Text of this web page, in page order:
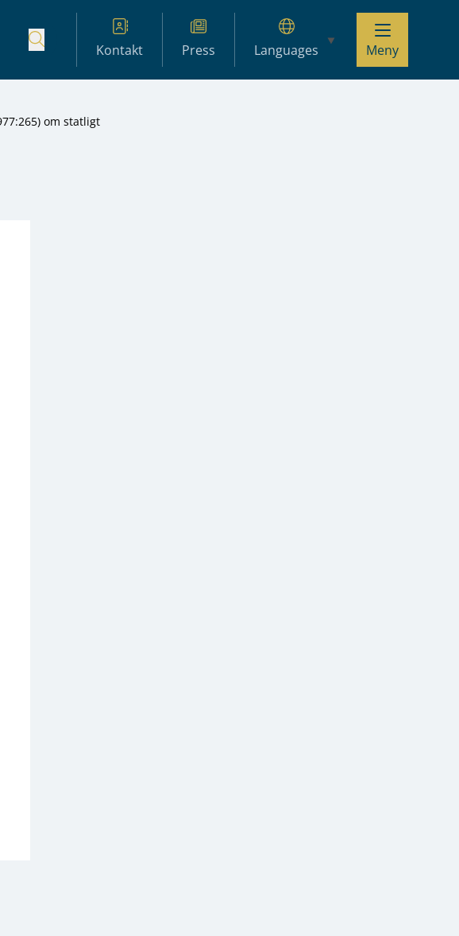
Kontakt Press Languages Meny
om statligt